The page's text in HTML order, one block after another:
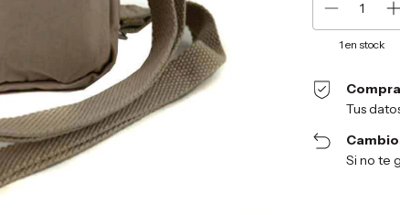
1 en stock
Tus
Si no te